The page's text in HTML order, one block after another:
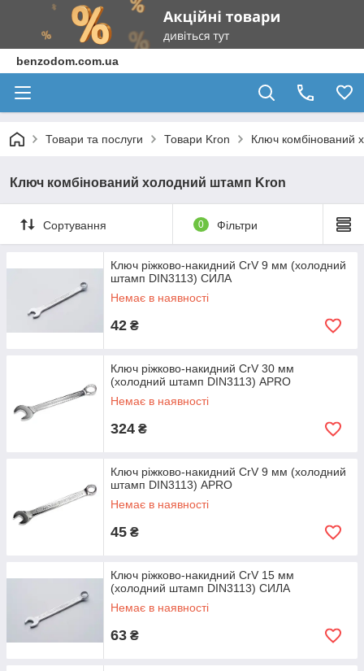
benzodom.com.ua
Товари та послуги Товари Kron Ключ комбінований
Ключ комбінований холодний штамп Kron
Сортування 0 Фільтри
Ключ ріжково-накидний CrV 9 мм (холодний
штамп DIN3113) СИЛА
Немає в наявності
42 ₴
Ключ ріжково-накидний CrV 30 мм
(холодний штамп DIN3113) APRO
Немає в наявності
324 ₴
Ключ ріжково-накидний CrV 9 мм (холодний
штамп DIN3113) APRO
Немає в наявності
45 ₴
Ключ ріжково-накидний CrV 15 мм
(холодний штамп DIN3113) СИЛА
Немає в наявності
63 ₴